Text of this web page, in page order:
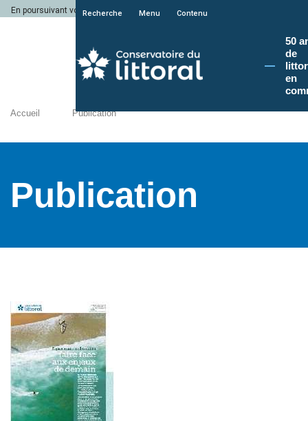
En poursuivant votre navigation sur le site du Conservatoire du littoral, vous
Recherche Menu Contenu
50
de
en
Accueil Publication
Publication